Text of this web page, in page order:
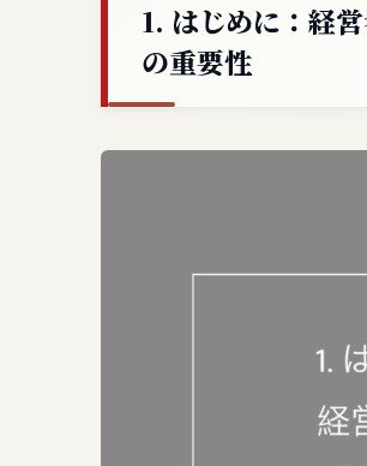
1. はじめに：経
の重要性